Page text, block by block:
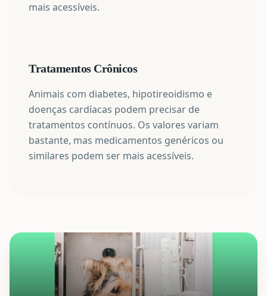
mais acessíveis.
Tratamentos Crônicos
Animais com diabetes, hipotireoidismo e
doenças cardíacas podem precisar de
tratamentos contínuos. Os valores variam
bastante, mas medicamentos genéricos ou
similares podem ser mais acessíveis.